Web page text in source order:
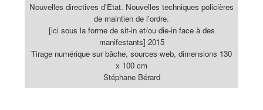
Nouvelles directives d'Etat. Nouvelles techniques policières
de maintien de l'ordre.
[ici sous la forme de sit-in et/ou die-in face à des
manifestants] 2015
Tirage numérique sur bâche, sources web, dimensions 130
x 100 cm
Stéphane Bérard